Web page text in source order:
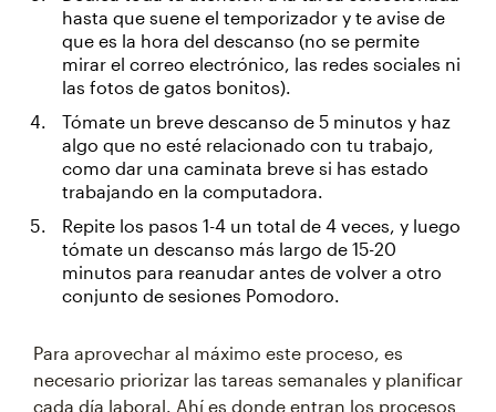
hasta que suene el temporizador y te avise de
que es la hora del descanso (no se permite
mirar el correo electrónico, las redes sociales ni
las fotos de gatos bonitos).
Tómate un breve descanso de 5 minutos y haz
algo que no esté relacionado con tu trabajo,
como dar una caminata breve si has estado
trabajando en la computadora.
Repite los pasos 1-4 un total de 4 veces, y luego
tómate un descanso más largo de 15-20
minutos para reanudar antes de volver a otro
conjunto de sesiones Pomodoro.
Para aprovechar al máximo este proceso, es
necesario priorizar las tareas semanales y planificar
cada día laboral. Ahí es donde entran los procesos